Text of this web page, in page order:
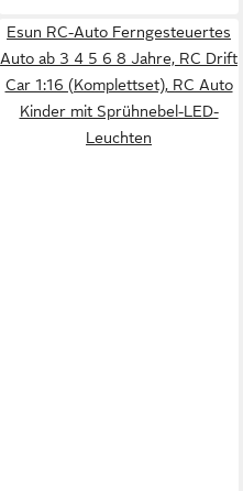
Esun RC-Auto Ferngesteuertes
Auto ab 3 4 5 6 8 Jahre, RC Drift
Car 1:16 (Komplettset), RC Auto
Kinder mit Sprühnebel-LED-
Leuchten